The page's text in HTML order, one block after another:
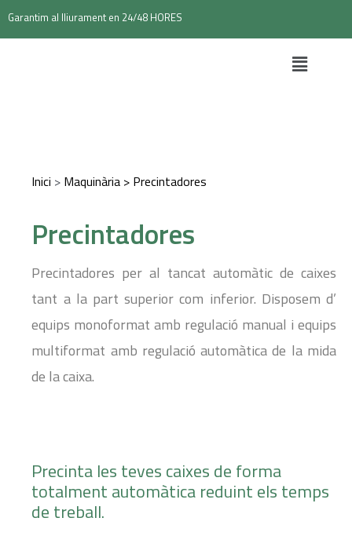
Garantim al lliurament en 24/48 HORES
Inici > Maquinària > Precintadores
Precintadores
Precintadores per al tancat automàtic de caixes
tant a la part superior com inferior. Disposem d’
equips monoformat amb regulació manual i equips
multiformat amb regulació automàtica de la mida
de la caixa.
Precinta les teves caixes de forma
totalment automàtica reduint els temps
de treball.